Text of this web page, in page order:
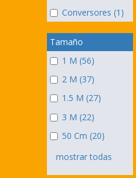
Conversores (1)
Tamaño
1 M (56)
2 M (37)
1.5 M (27)
3 M (22)
50 Cm (20)
mostrar todas